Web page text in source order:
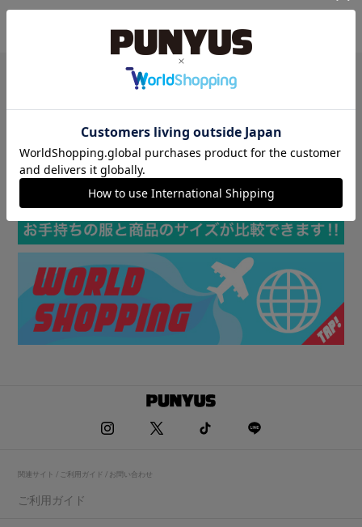
条件を変えて探してみてください。
関連サイト / ご利用ガイド / お問い合わせ
ご利用ガイド